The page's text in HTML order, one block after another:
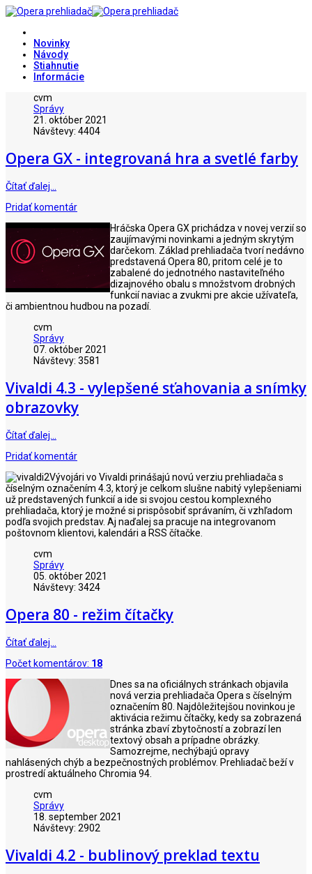
Novinky
Návody
Stiahnutie
Informácie
cvm
Správy
21. október 2021
Návštevy: 4404
Opera GX - integrovaná hra a svetlé farby
Čítať ďalej…
Pridať komentár
Hráčska Opera GX prichádza v novej verzií so
zaujímavými novinkami a jedným skrytým
darčekom. Základ prehliadača tvorí nedávno
predstavená Opera 80, pritom celé je to
zabalené do jednotného nastaviteľného
dizajnového obalu s množstvom drobných
funkcií naviac a zvukmi pre akcie užívateľa,
či ambientnou hudbou na pozadí.
cvm
Správy
07. október 2021
Návštevy: 3581
Vivaldi 4.3 - vylepšené sťahovania a snímky
obrazovky
Čítať ďalej…
Pridať komentár
Vývojári vo Vivaldi prinášajú novú verziu prehliadača s
číselným označením 4.3, ktorý je celkom slušne nabitý vylepšeniami
už predstavených funkcií a ide si svojou cestou komplexného
prehliadača, ktorý je možné si prispôsobiť správaním, či vzhľadom
podľa svojich predstav. Aj naďalej sa pracuje na integrovanom
poštovnom klientovi, kalendári a RSS čítačke.
cvm
Správy
05. október 2021
Návštevy: 3424
Opera 80 - režim čítačky
Čítať ďalej…
Počet komentárov: 18
Dnes sa na oficiálnych stránkach objavila
nová verzia prehliadača Opera s číselným
označením 80. Najdôležitejšou novinkou je
aktivácia režimu čítačky, kedy sa zobrazená
stránka zbaví zbytočností a zobrazí len
textový obsah a prípadne obrázky.
Samozrejme, nechýbajú opravy
nahlásených chýb a bezpečnostných problémov. Prehliadač beží v
prostredí aktuálneho Chromia 94.
cvm
Správy
18. september 2021
Návštevy: 2902
Vivaldi 4.2 - bublinový preklad textu